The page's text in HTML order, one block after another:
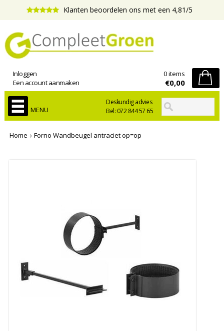
Klanten beoordelen ons met een 4,81/5
Deskundig advies
Bel: 072 844 57 65
Inloggen
Een account aanmaken
0 items
€0,00
MENU
Home Forno Wandbeugel antraciet op=op